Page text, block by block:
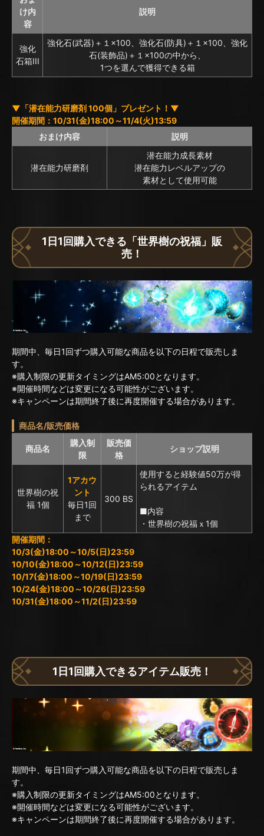
け内
容
説明
強化
石箱III
強化石(武器)＋１×100、強化石(防具)＋１×100、強化
石(装飾品)＋１×100の中から、
1つを選んで獲得できる箱
▼「潜在能力研磨剤 100個」プレゼント！▼
開催期間：10/31(金)18:00～11/4(火)13:59
おまけ内容
説明
潜在能力研磨剤
潜在能力成長素材
潜在能力レベルアップの
素材として使用可能
1日1回購入できる「世界樹の祝福」販
売！
期間中、毎日1回ずつ購入可能な商品を以下の日程で販売しま
す。
※購入制限の更新タイミングはAM5:00となります。
※開催時間などは変更になる可能性がございます。
※キャンペーンは期間終了後に再度開催する場合があります。
商品名/販売価格
商品名
購入制
限
販売価
格
ショップ説明
世界樹の祝
福 1個
1アカウ
ント
毎日1回
まで
300 BS
使用すると経験値50万が得
られるアイテム
■内容
・世界樹の祝福ｘ1個
開催期間：
10/3(金)18:00～10/5(日)23:59
10/10(金)18:00～10/12(日)23:59
10/17(金)18:00～10/19(日)23:59
10/24(金)18:00～10/26(日)23:59
10/31(金)18:00～11/2(日)23:59
1日1回購入できるアイテム販売！
期間中、毎日1回ずつ購入可能な商品を以下の日程で販売しま
す。
※購入制限の更新タイミングはAM5:00となります。
※開催時間などは変更になる可能性がございます。
※キャンペーンは期間終了後に再度開催する場合があります。